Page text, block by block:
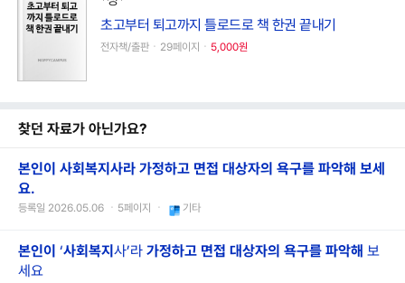
초고부터 퇴고까지 틀로드로 책 한권 끝내기
전자책/출판ㆍ29페이지ㆍ 5,000원
찾던 자료가 아닌가요?
본인이 사회복지사라 가정하고 면접 대상자의 욕구를 파악해 보세
요.
등록일 2026.05.06 ㆍ5페이지 ㆍ 기타
본인이 ‘사회 복지 사’라 가정하고 면접 대상자의 욕구를 파악해 보
세요